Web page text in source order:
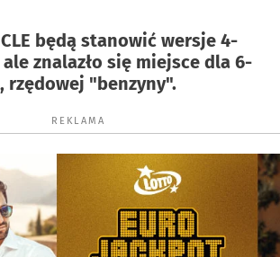
będą stanowić wersje 4-
znalazło się miejsce dla 6-
rzędowej "benzyny".
REKLAMA